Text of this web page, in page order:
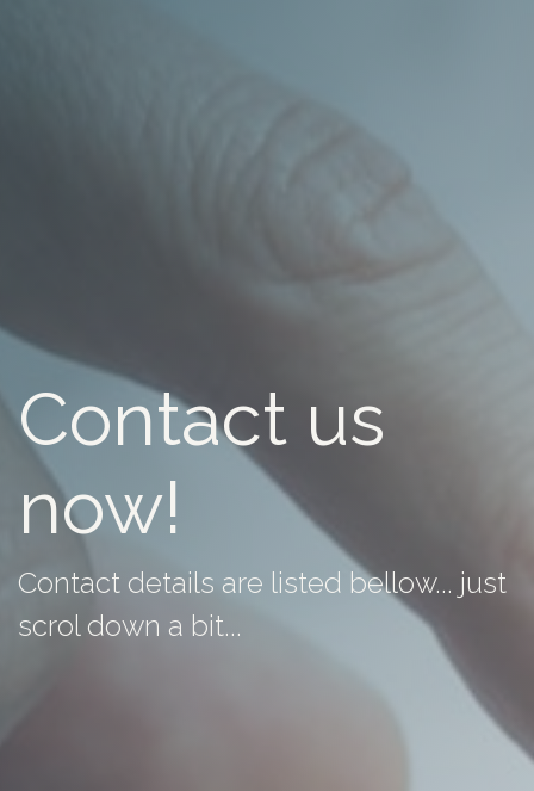
Contact us
now!
Contact details are listed bellow... just
scrol down a bit...